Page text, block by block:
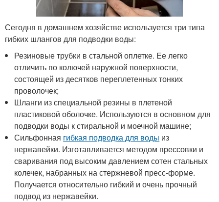
Сегодня в домашнем хозяйстве используется три типа
гибких шлангов для подводки воды:
Резиновые трубки в стальной оплетке. Ее легко
отличить по колючей наружной поверхности,
состоящей из десятков переплетенных тонких
проволочек;
Шланги из специальной резины в плетеной
пластиковой оболочке. Используются в основном для
подводки воды к стиральной и моечной машине;
Сильфонная гибкая подводка для воды из
нержавейки. Изготавливается методом прессовки и
сваривания под высоким давлением сотен стальных
колечек, набранных на стержневой пресс-форме.
Получается относительно гибкий и очень прочный
подвод из нержавейки.